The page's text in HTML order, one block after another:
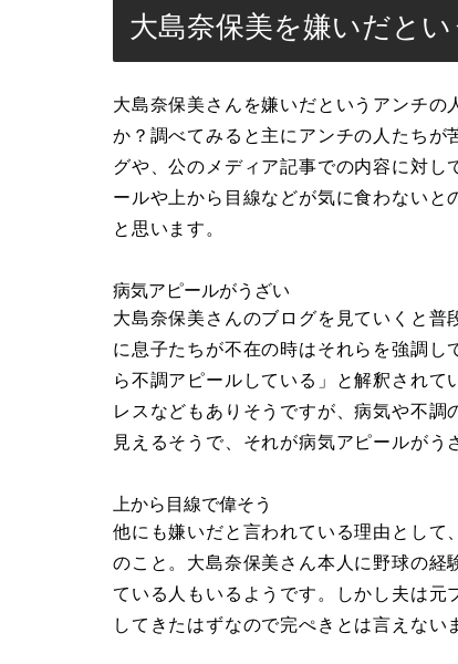
大島奈保美を嫌いだと
大島奈保美さんを嫌いだというアンチの
か？調べてみると主にアンチの人たちが
グや、公のメディア記事での内容に対
ールや上から目線などが気に食わない
と思います。
病気アピールがうざい
大島奈保美さんのブログを見ていくと
に息子たちが不在の時はそれらを強調
ら不調アピールしている」と解釈されて
レスなどもありそうですが、病気や不
見えるそうで、それが病気アピールがう
上から目線で偉そう
他にも嫌いだと言われている理由として
のこと。大島奈保美さん本人に野球の
ている人もいるようです。しかし夫は元
してきたはずなので完ぺきとは言えない